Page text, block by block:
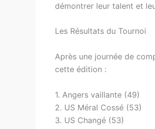
démontrer leur talent et
Les Résultats du Tournoi
Après une journée de
cette édition :
1. Angers vaillante (49)
2. US Méral Cossé (53)
3. US Changé (53)